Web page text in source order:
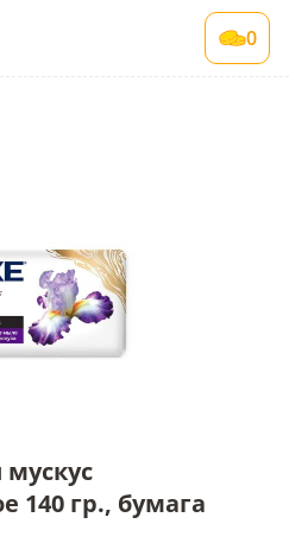
0
140 гр., бумага
гр., бумага